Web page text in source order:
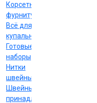
Корсетная
фурнитура
Всё для
купальников
Готовые
наборы
Нитки
швейные
Швейные
принадлежности